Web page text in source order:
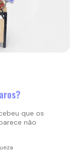
que os
não